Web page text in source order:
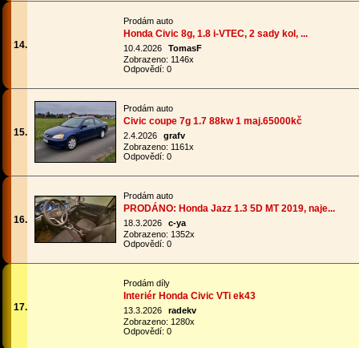
14.
Prodám auto
Honda Civic 8g, 1.8 i-VTEC, 2 sady kol, ...
10.4.2026
TomasF
Zobrazeno: 1146x
Odpovědí: 0
15.
Prodám auto
Civic coupe 7g 1.7 88kw 1 maj.65000kč
2.4.2026
grafv
Zobrazeno: 1161x
Odpovědí: 0
16.
Prodám auto
PRODÁNO: Honda Jazz 1.3 5D MT 2019, naje...
18.3.2026
c-ya
Zobrazeno: 1352x
Odpovědí: 0
17.
Prodám díly
Interiér Honda Civic VTi ek43
13.3.2026
radekv
Zobrazeno: 1280x
Odpovědí: 0